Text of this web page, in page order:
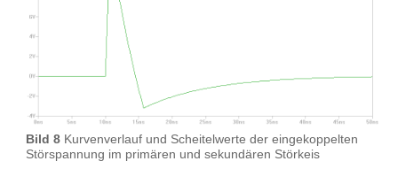
Bild 8Kurvenverlauf und Scheitelwerte der eingekoppelten
Störspannung im primären und sekundären Störkeis